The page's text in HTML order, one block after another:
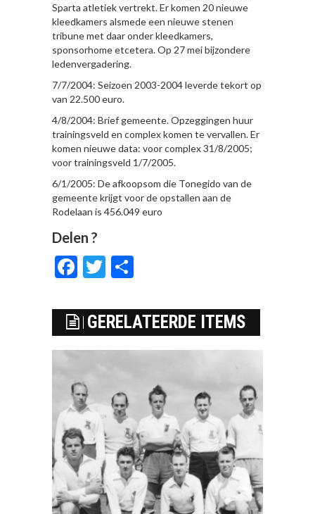
Sparta atletiek vertrekt. Er komen 20 nieuwe
kleedkamers alsmede een nieuwe stenen
tribune met daar onder kleedkamers,
sponsorhome etcetera. Op 27 mei bijzondere
ledenvergadering.
7/7/2004: Seizoen 2003-2004 leverde tekort op
van 22.500 euro.
4/8/2004: Brief gemeente. Opzeggingen huur
trainingsveld en complex komen te vervallen. Er
komen nieuwe data: voor complex 31/8/2005;
voor trainingsveld 1/7/2005.
6/1/2005: De afkoopsom die Tonegido van de
gemeente krijgt voor de opstallen aan de
Rodelaan is 456.049 euro
Delen ?
Facebook
Twitter
GERELATEERDE ITEMS